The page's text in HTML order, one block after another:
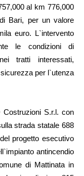
al km 776,000
Bari, per un valore
euro. L`intervento
le condizioni di
tratti interessati,
per l`utenza
S.r.l. con
strada statale 688
progetto esecutivo
antincendio
di Mattinata in